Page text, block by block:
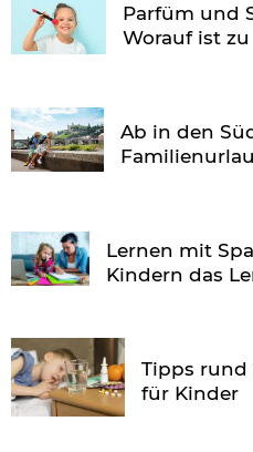
Parfüm und
Worauf ist
Ab in den
Lernen mit
Kindern das
Tipps rund
für Kinder